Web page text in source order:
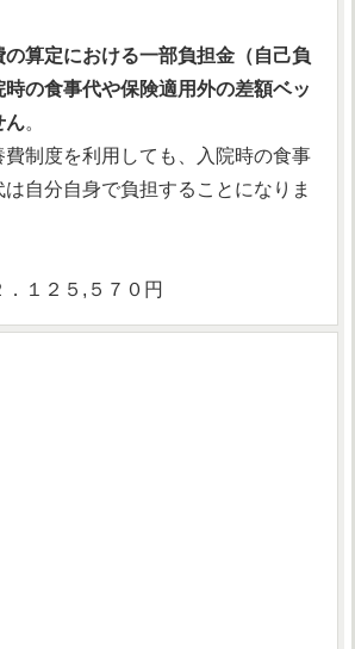
の算定における一部負担金（自己負
の食事代や保険適用外の差額ベッ
ん。
費制度を利用しても、入院時の食事
自分自身で負担することになりま
１２５,５７０円